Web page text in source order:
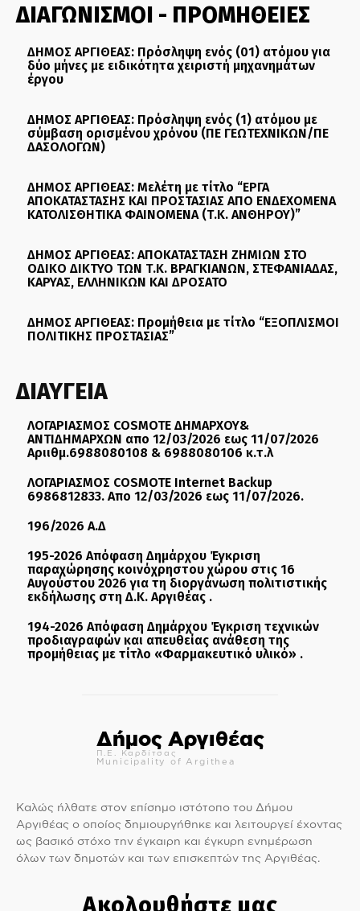
ΔΙΑΓΩΝΙΣΜΟΙ - ΠΡΟΜΗΘΕΙΕΣ
ΔΗΜΟΣ ΑΡΓΙΘΕΑΣ: Πρόσληψη ενός (01) ατόμου για
δύο μήνες με ειδικότητα χειριστή μηχανημάτων
έργου
ΔΗΜΟΣ ΑΡΓΙΘΕΑΣ: Πρόσληψη ενός (1) ατόμου με
σύμβαση ορισμένου χρόνου (ΠΕ ΓΕΩΤΕΧΝΙΚΩΝ/ΠΕ
ΔΑΣΟΛΟΓΩΝ)
ΔΗΜΟΣ ΑΡΓΙΘΕΑΣ: Μελέτη με τίτλο “ΕΡΓΑ
ΑΠΟΚΑΤΑΣΤΑΣΗΣ ΚΑΙ ΠΡΟΣΤΑΣΙΑΣ ΑΠΟ ΕΝΔΕΧΟΜΕΝΑ
ΚΑΤΟΛΙΣΘΗΤΙΚΑ ΦΑΙΝΟΜΕΝΑ (Τ.Κ. ΑΝΘΗΡΟΥ)”
ΔΗΜΟΣ ΑΡΓΙΘΕΑΣ: ΑΠΟΚΑΤΑΣΤΑΣΗ ΖΗΜΙΩΝ ΣΤΟ
ΟΔΙΚΟ ΔΙΚΤΥΟ ΤΩΝ Τ.Κ. ΒΡΑΓΚΙΑΝΩΝ, ΣΤΕΦΑΝΙΑΔΑΣ,
ΚΑΡΥΑΣ, ΕΛΛΗΝΙΚΩΝ ΚΑΙ ΔΡΟΣΑΤΟ
ΔΗΜΟΣ ΑΡΓΙΘΕΑΣ: Προμήθεια με τίτλο “ΕΞΟΠΛΙΣΜΟΙ
ΠΟΛΙΤΙΚΗΣ ΠΡΟΣΤΑΣΙΑΣ”
ΔΙΑΥΓΕΙΑ
ΛΟΓΑΡΙΑΣΜΟΣ COSMOTE ΔΗΜΑΡΧΟΥ&
ΑΝΤΙΔΗΜΑΡΧΩΝ απο 12/03/2026 εως 11/07/2026
Αριιθμ.6988080108 & 6988080106 κ.τ.λ
ΛΟΓΑΡΙΑΣΜΟΣ COSMOTE Internet Backup
6986812833. Απο 12/03/2026 εως 11/07/2026.
196/2026 Α.Δ
195-2026 Απόφαση Δημάρχου Έγκριση
παραχώρησης κοινόχρηστου χώρου στις 16
Αυγούστου 2026 για τη διοργάνωση πολιτιστικής
εκδήλωσης στη Δ.Κ. Αργιθέας .
194-2026 Απόφαση Δημάρχου Έγκριση τεχνικών
προδιαγραφών και απευθείας ανάθεση της
προμήθειας με τίτλο «Φαρμακευτικό υλικό» .
Δήμος Αργιθέας
Π.Ε. Καρδίτσας
Municipality of Argithea
Καλώς ήλθατε στον επίσημο ιστότοπο του Δήμου
Αργιθέας ο οποίος δημιουργήθηκε και λειτουργεί έχοντας
ως βασικό στόχο την έγκαιρη και έγκυρη ενημέρωση
όλων των δημοτών και των επισκεπτών της Αργιθέας.
Ακολουθήστε μας